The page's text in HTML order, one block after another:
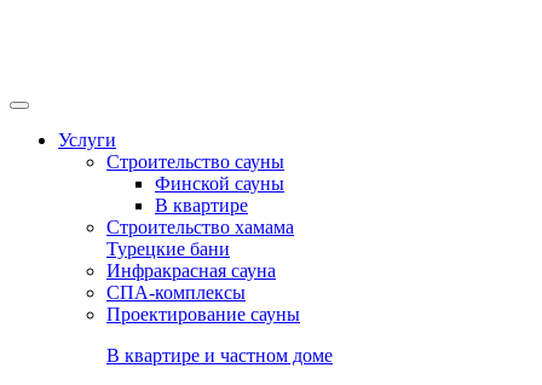
Услуги
Строительство сауны
Финской сауны
В квартире
Строительство хамама
Турецкие бани
Инфракрасная сауна
СПА-комплексы
Проектирование сауны
В квартире и частном доме